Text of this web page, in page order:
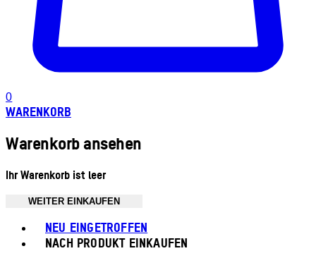
0
WARENKORB
Warenkorb ansehen
Ihr Warenkorb ist leer
WEITER EINKAUFEN
NEU EINGETROFFEN
NACH PRODUKT EINKAUFEN